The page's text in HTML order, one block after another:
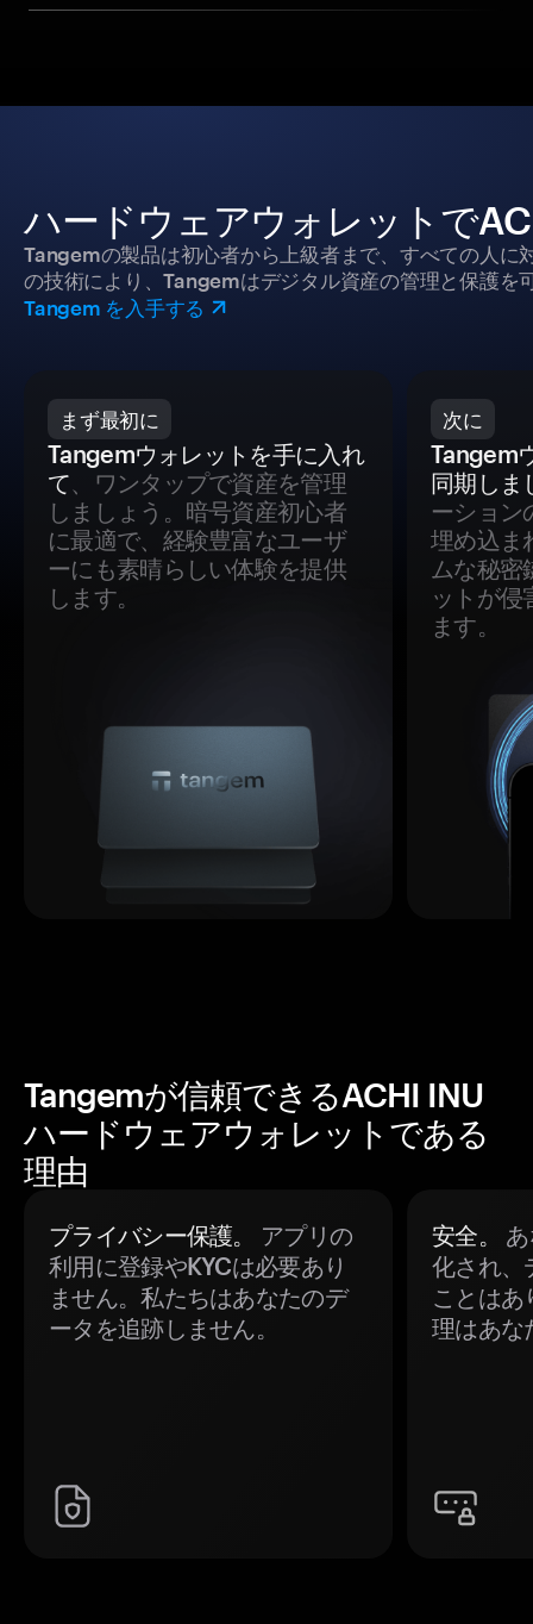
ハードウェアウォレットで
Tangemの製品は初心者から上級者まで、すべての人に
の技術により、Tangemはデジタル資産の管理と保護を
Tangem を入手する
まず最初に
Tangemウォレットを手に入れ
て、ワンタップで資産を管理
しましょう。暗号資産初心者
に最適で、経験豊富なユーザ
ーにも素晴らしい体験を提供
します。
次に
Tangem
同期しま
ーション
埋め込ま
ムな秘密
ットが侵
ます。
Tangemが信頼できるACHI INU
ハードウェアウォレットである
理由
プライバシー保護。
アプリの
利用に登録やKYCは必要あり
ません。私たちはあなたのデ
ータを追跡しません。
安全。
化され、
ことはあ
理はあな